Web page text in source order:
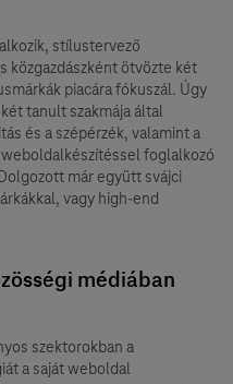
stílustervező
közgazdászként ötvözte két
piacára fókuszál. Úgy
tanult szakmája által
és a szépérzék, valamint a
foglalkozó
már együtt svájci
vagy high-end
médiában
szektorokban a
a saját weboldal